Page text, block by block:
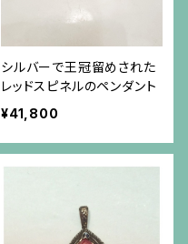
シルバーで王冠留めされた
レッドスピネルのペンダント
¥41,800